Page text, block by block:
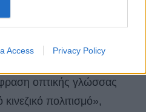
Access Privacy Policy
σχεδιασμού μαζί με τις
μορφές του δημιουργούν
αρμονία και
οπτικής γλώσσας
πολιτισμό»,